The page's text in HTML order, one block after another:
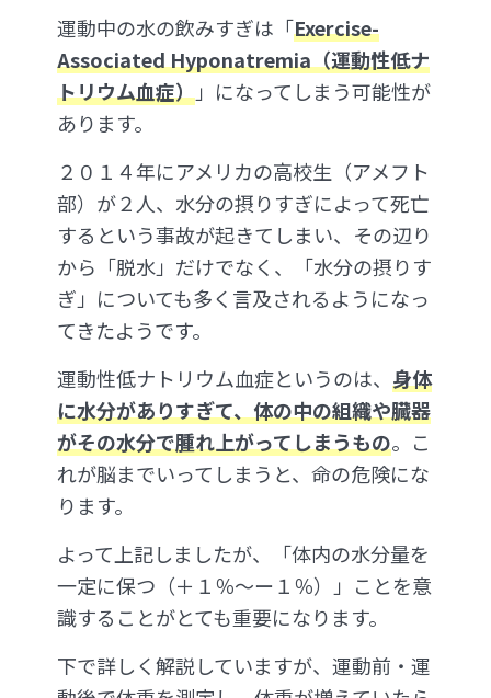
運動中の水の飲みすぎは「Exercise-
Associated Hyponatremia（運動性低ナ
トリウム血症）」になってしまう可能性が
あります。
２０１４年にアメリカの高校生（アメフト
部）が２人、水分の摂りすぎによって死亡
するという事故が起きてしまい、その辺り
から「脱水」だけでなく、「水分の摂りす
ぎ」についても多く言及されるようになっ
てきたようです。
運動性低ナトリウム血症というのは、 身体
に水分がありすぎて、体の中の組織や臓器
がその水分で腫れ上がってしまうもの。こ
れが脳までいってしまうと、命の危険にな
ります。
よって上記しましたが、「体内の水分量を
一定に保つ（＋１％〜ー１％）」ことを意
識することがとても重要になります。
下で詳しく解説していますが、運動前・運